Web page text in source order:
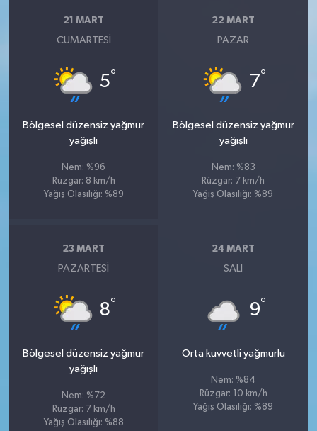
21 MART
CUMARTESI
5°
Bölgesel düzensiz yağmur
yağışlı
Nem: %96
Rüzgar: 8 km/h
Yağış Olasılığı: %89
22 MART
PAZAR
7°
Bölgesel düzensiz yağmur
yağışlı
Nem: %83
Rüzgar: 7 km/h
Yağış Olasılığı: %89
23 MART
PAZARTESI
8°
Bölgesel düzensiz yağmur
yağışlı
Nem: %72
Rüzgar: 7 km/h
Yağış Olasılığı: %88
24 MART
SALI
9°
Orta kuvvetli yağmurlu
Nem: %84
Rüzgar: 10 km/h
Yağış Olasılığı: %89